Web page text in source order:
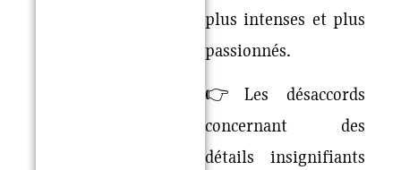
plus intenses et plus
passionnés.
👉Les désaccords
concernant des
détails insignifiants